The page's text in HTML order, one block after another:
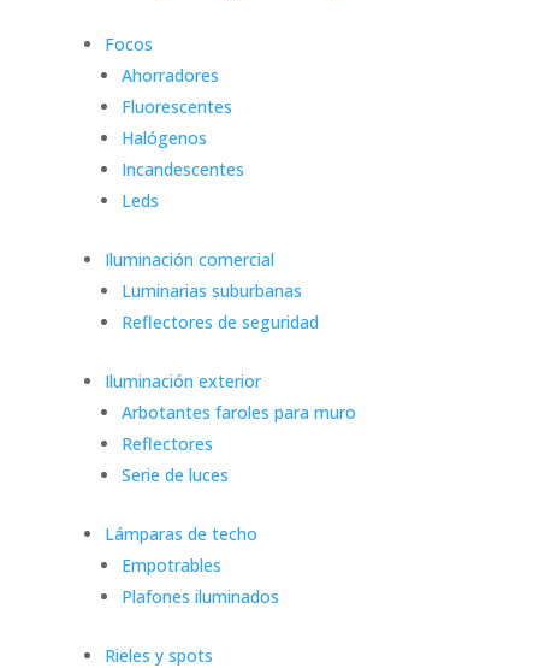
Focos
Ahorradores
Fluorescentes
Halógenos
Incandescentes
Leds
Iluminación comercial
Luminarias suburbanas
Reflectores de seguridad
Iluminación exterior
Arbotantes faroles para muro
Reflectores
Serie de luces
Lámparas de techo
Empotrables
Plafones iluminados
Rieles y spots